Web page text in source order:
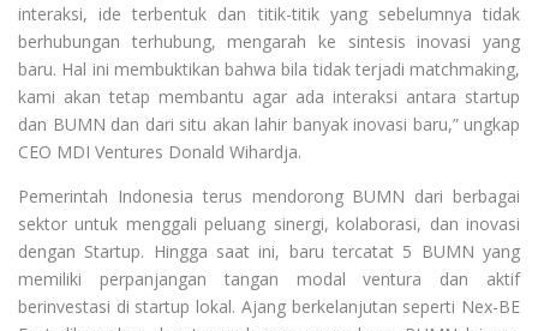
interaksi, ide terbentuk dan titik-titik yang sebelumnya tidak
berhubungan terhubung, mengarah ke sintesis inovasi yang
baru. Hal ini membuktikan bahwa bila tidak terjadi matchmaking,
kami akan tetap membantu agar ada interaksi antara startup
dan BUMN dan dari situ akan lahir banyak inovasi baru,” ungkap
CEO MDI Ventures Donald Wihardja.
Pemerintah Indonesia terus mendorong BUMN dari berbagai
sektor untuk menggali peluang sinergi, kolaborasi, dan inovasi
dengan Startup. Hingga saat ini, baru tercatat 5 BUMN yang
memiliki perpanjangan tangan modal ventura dan aktif
berinvestasi di startup lokal. Ajang berkelanjutan seperti Nex-BE